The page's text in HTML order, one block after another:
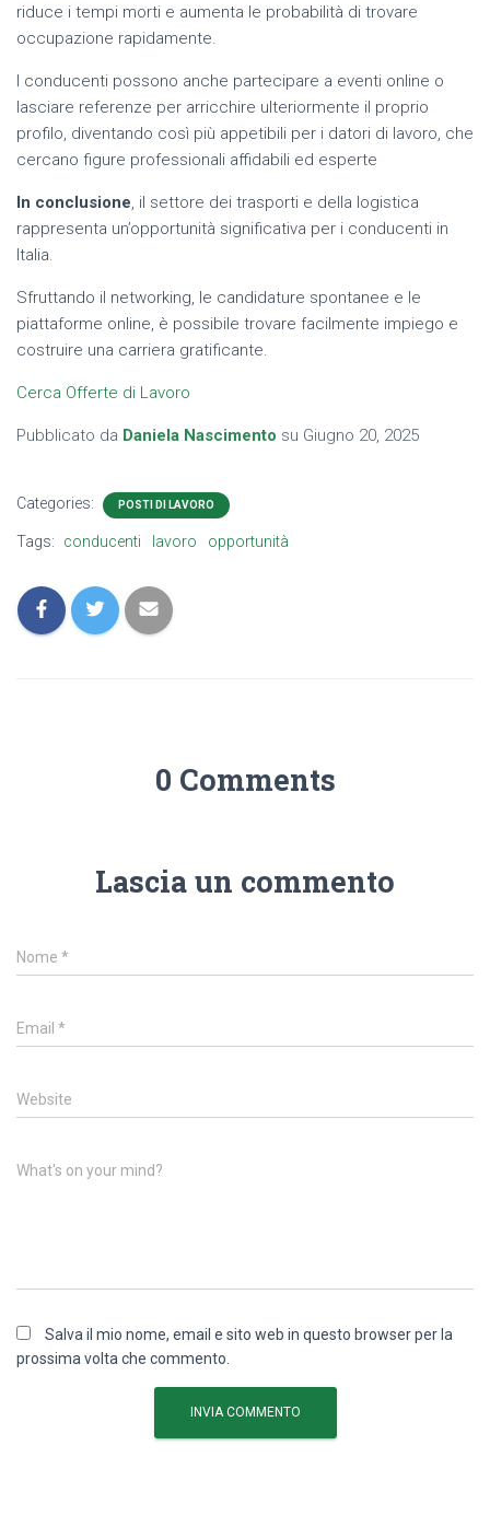
riduce i tempi morti e aumenta le probabilità di trovare
occupazione rapidamente.
I conducenti possono anche partecipare a eventi online o
lasciare referenze per arricchire ulteriormente il proprio
profilo, diventando così più appetibili per i datori di lavoro, che
cercano figure professionali affidabili ed esperte
In conclusione, il settore dei trasporti e della logistica
rappresenta un’opportunità significativa per i conducenti in
Italia.
Sfruttando il networking, le candidature spontanee e le
piattaforme online, è possibile trovare facilmente impiego e
costruire una carriera gratificante.
Cerca Offerte di Lavoro
Pubblicato da Daniela Nascimento su Giugno 20, 2025
Categories: POSTI DI LAVORO
Tags: conducenti lavoro opportunità
0 Comments
Lascia un commento
Nome *
Email *
Website
What's on your mind?
Salva il mio nome, email e sito web in questo browser per la
prossima volta che commento.